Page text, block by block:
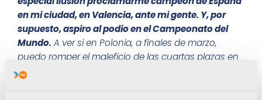
en mi ciudad, en Valencia, ante mi gente. Y, por
supuesto, aspiro al podio en el Campeonato del
Mundo. A ver si en Polonia, a finales de marzo,
puedo romper el maleficio de las cuartas plazas en
los certámenes universales”,